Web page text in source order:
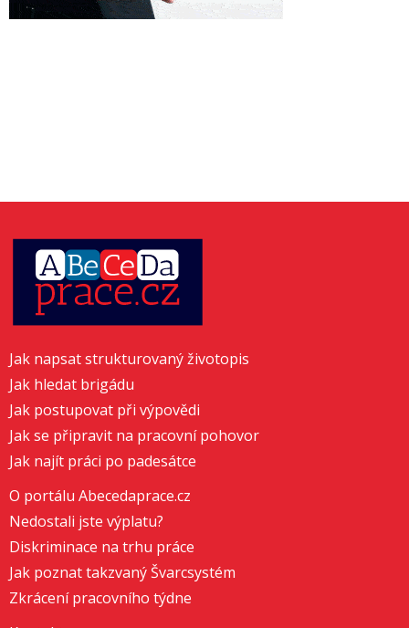
Jak napsat strukturovaný životopis
Jak hledat brigádu
Jak postupovat při výpovědi
Jak se připravit na pracovní pohovor
Jak najít práci po padesátce
O portálu Abecedaprace.cz
Nedostali jste výplatu?
Diskriminace na trhu práce
Jak poznat takzvaný Švarcsystém
Zkrácení pracovního týdne